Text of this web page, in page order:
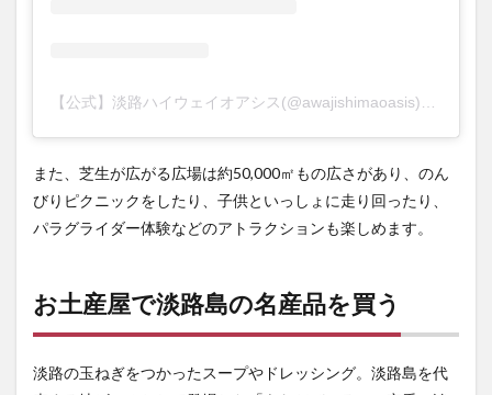
また、芝生が広がる広場は約50,000㎡もの広さがあり、のん
びりピクニックをしたり、子供といっしょに走り回ったり、
パラグライダー体験などのアトラクションも楽しめます。
お土産屋で淡路島の名産品を買う
淡路の玉ねぎをつかったスープやドレッシング。淡路島を代